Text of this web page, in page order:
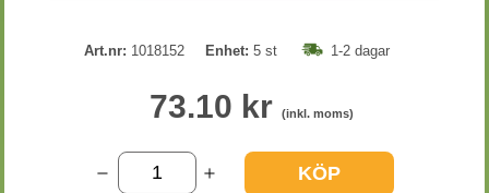
Art.nr: 1018152 Enhet: 5 st 1-2 dagar
73.10 kr (inkl. moms)
KÖP